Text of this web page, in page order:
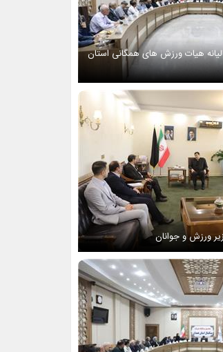
هیات ورزش های همگانی استان
ورزش و جوانان